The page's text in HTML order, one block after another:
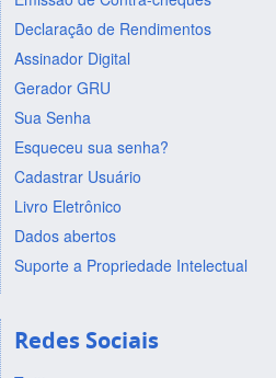
Declaração de Rendimentos
Assinador Digital
Gerador GRU
Sua Senha
Esqueceu sua senha?
Cadastrar Usuário
Livro Eletrônico
Dados abertos
Suporte a Propriedade Intelectual
Redes Sociais